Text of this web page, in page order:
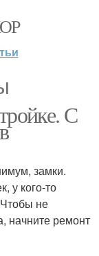
С
замки.
у кого-то
не
начните ремонт